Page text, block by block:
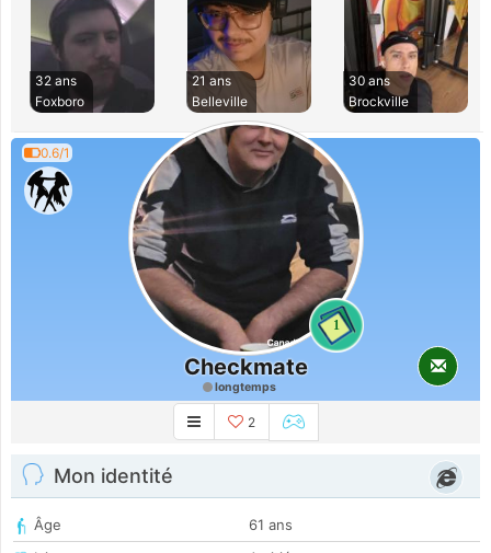
32 ans
Foxboro
21 ans
Belleville
30 ans
Brockville
0.6/1
1
Checkmate
longtemps
2
Mon identité
Âge
61 ans